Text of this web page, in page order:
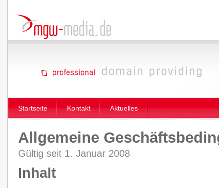
Startseite Kontakt Aktuelles
Allgemeine
Gültig seit 1. Januar 2008
Inhalt